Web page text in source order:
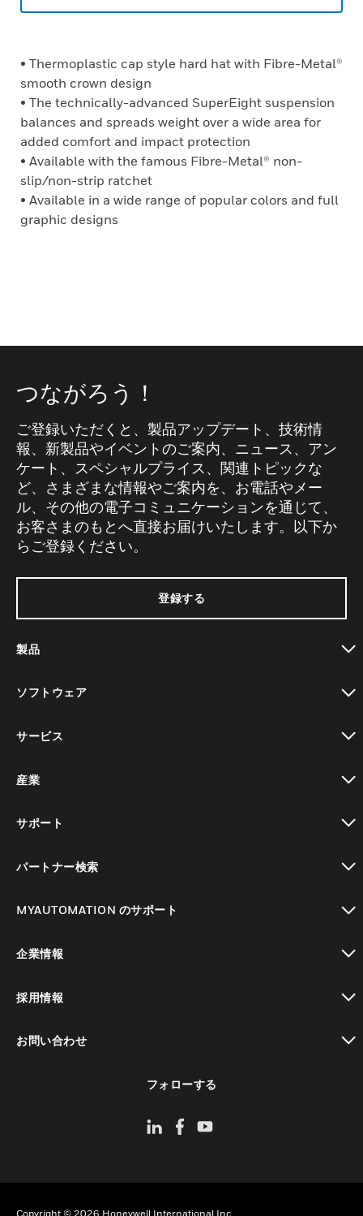
• Thermoplastic cap style hard hat with Fibre-Metal®
smooth crown design
• The technically-advanced SuperEight suspension
balances and spreads weight over a wide area for
added comfort and impact protection
• Available with the famous Fibre-Metal® non-
slip/non-strip ratchet
• Available in a wide range of popular colors and full
graphic designs
つながろう！
ご登録いただくと、製品アップデート、技術情
報、新製品やイベントのご案内、ニュース、アン
ケート、スペシャルプライス、関連トピックな
ど、さまざまな情報やご案内を、お電話やメー
ル、その他の電子コミュニケーションを通じて、
お客さまのもとへ直接お届けいたします。以下か
らご登録ください。
登録する
製品
ソフトウェア
サービス
産業
サポート
パートナー検索
MYAUTOMATION のサポート
企業情報
採用情報
お問い合わせ
フォローする
Copyright © 2026 Honeywell International Inc